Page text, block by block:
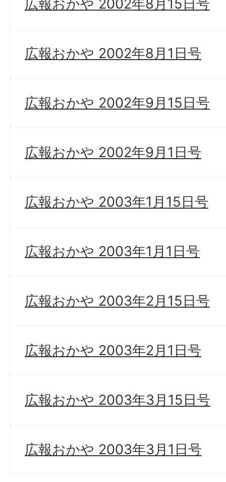
広報おかや 2002年8月15日号
広報おかや 2002年8月1日号
広報おかや 2002年9月15日号
広報おかや 2002年9月1日号
広報おかや 2003年1月15日号
広報おかや 2003年1月1日号
広報おかや 2003年2月15日号
広報おかや 2003年2月1日号
広報おかや 2003年3月15日号
広報おかや 2003年3月1日号